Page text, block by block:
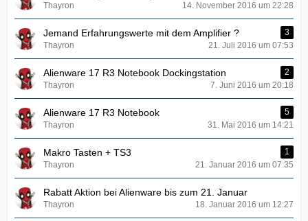
Thayron
14. November 2016 um 22:28
Jemand Erfahrungswerte mit dem Amplifier ?
3
Thayron
21. Juli 2016 um 07:53
Alienware 17 R3 Notebook Dockingstation
2
Thayron
7. Juni 2016 um 20:18
Alienware 17 R3 Notebook
5
Thayron
31. Mai 2016 um 14:21
Makro Tasten + TS3
1
Thayron
21. Januar 2016 um 07:35
Rabatt Aktion bei Alienware bis zum 21. Januar
Thayron 18. Januar 2016 um 12:27